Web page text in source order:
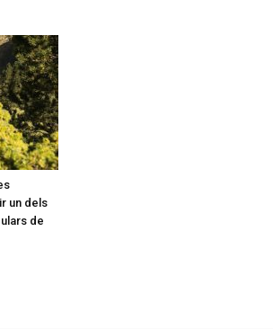
un dels
de